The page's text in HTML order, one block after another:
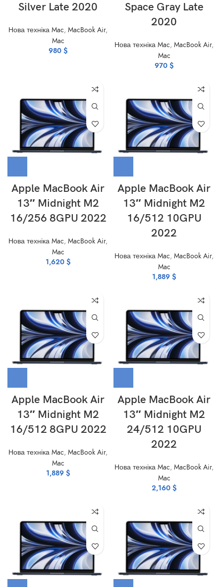
Silver Late 2020
Нова техніка Mac, MacBook Air,
Mac
980 $
Space Gray Late
2020
Нова техніка Mac, MacBook Air,
Mac
970 $
Apple MacBook Air
13″ Midnight M2
16/256 8GPU 2022
Нова техніка Mac, MacBook Air,
Mac
1,620 $
Apple MacBook Air
13″ Midnight M2
16/512 10GPU
2022
Нова техніка Mac, MacBook Air,
Mac
1,889 $
Apple MacBook Air
13″ Midnight M2
16/512 8GPU 2022
Нова техніка Mac, MacBook Air,
Mac
1,889 $
Apple MacBook Air
13″ Midnight M2
24/512 10GPU
2022
Нова техніка Mac, MacBook Air,
Mac
2,160 $